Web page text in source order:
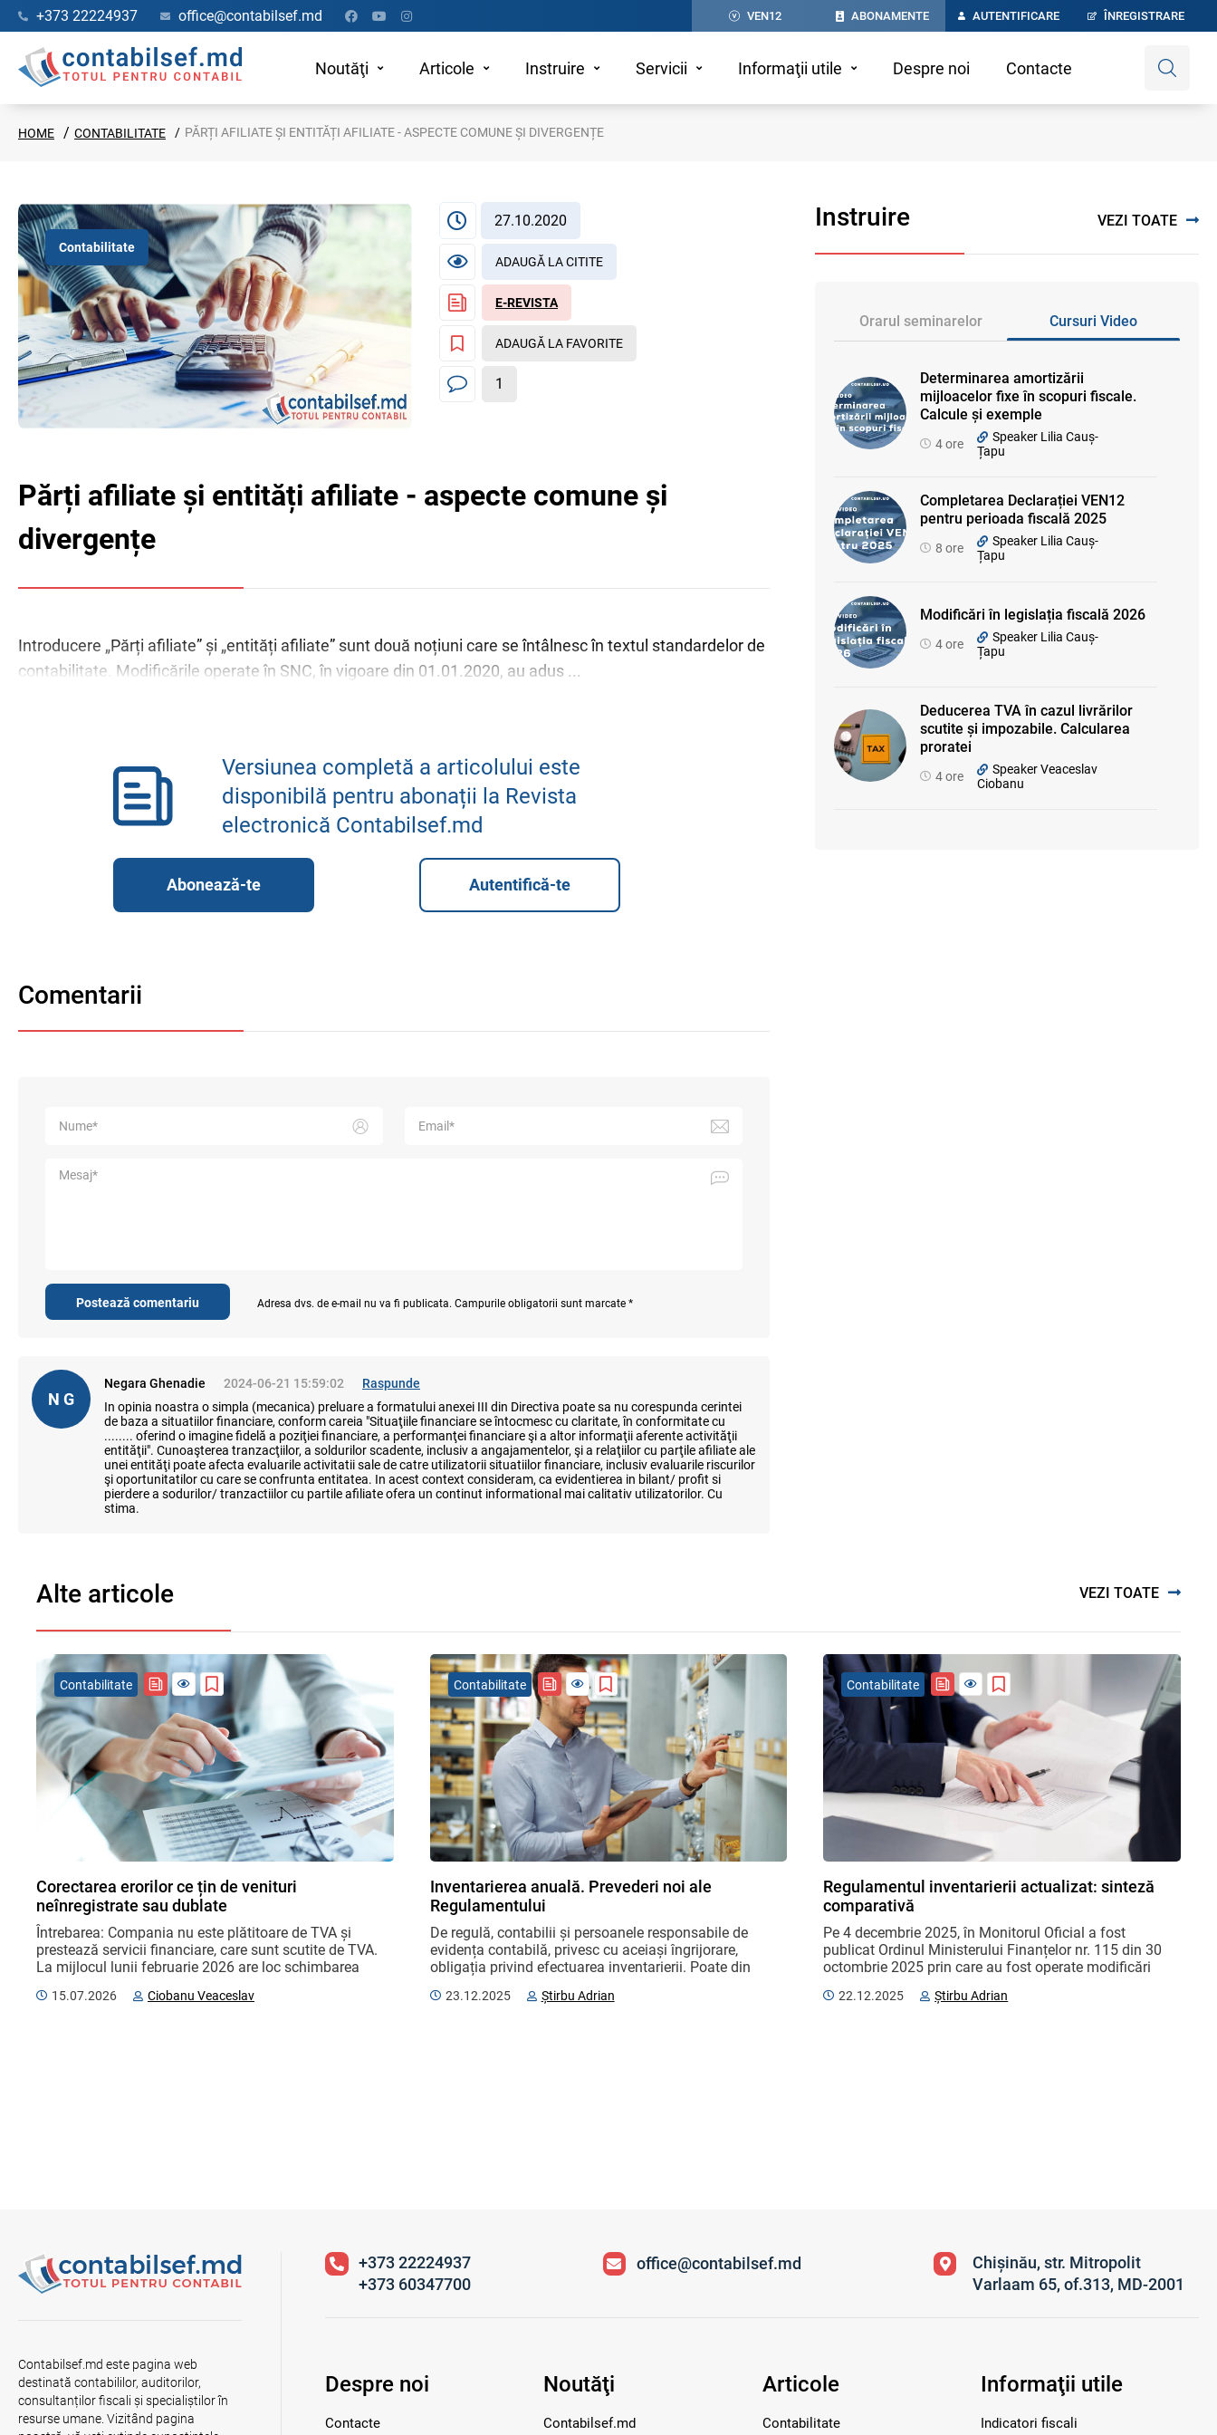
+373 22224937 office@contabilsef.md VEN12 ABONAMENTE AUTENTIFICARE ÎNREGISTRARE
Noutăţi Articole Instruire Servicii Informaţii utile Despre noi Contacte
HOME CONTABILITATE PĂRȚI AFILIATE ȘI ENTITĂȚI AFILIATE - ASPECTE COMUNE ȘI DIVERGENȚE
Contabilitate
27.10.2020
ADAUGĂ LA CITITE
E-REVISTA
ADAUGĂ LA FAVORITE
1
Părți afiliate și entități afiliate - aspecte comune și
divergențe
Introducere „Părți afiliate” și „entități afiliate” sunt două noțiuni care se întâlnesc în textul standardelor de
contabilitate. Modificările operate în SNC, în vigoare din 01.01.2020, au adus ...
Versiunea completă a articolului este
disponibilă pentru abonații la Revista
electronică Contabilsef.md
Abonează-te Autentifică-te
Comentarii
Postează comentariu Adresa dvs. de e-mail nu va fi publicata. Campurile obligatorii sunt marcate *
N G
Negara Ghenadie 2024-06-21 15:59:02
Raspunde
In opinia noastra o simpla (mecanica) preluare a formatului anexei III din Directiva poate sa nu corespunda cerintei
de baza a situatiilor financiare, conform careia "Situaţiile financiare se întocmesc cu claritate, în conformitate cu
........ oferind o imagine fidelă a poziţiei financiare, a performanţei financiare şi a altor informaţii aferente activităţii
entităţii". Cunoaşterea tranzacţiilor, a soldurilor scadente, inclusiv a angajamentelor, şi a relaţiilor cu parţile afiliate ale
unei entităţi poate afecta evaluarile activitatii sale de catre utilizatorii situatiilor financiare, inclusiv evaluarile riscurilor
şi oportunitatilor cu care se confrunta entitatea. In acest context consideram, ca evidentierea in bilant/ profit si
pierdere a sodurilor/ tranzactiilor cu partile afiliate ofera un continut informational mai calitativ utilizatorilor. Cu
stima.
Instruire VEZI TOATE
Orarul seminarelor Cursuri Video
Determinarea amortizării
mijloacelor fixe în scopuri fiscale.
Calcule și exemple
4 ore
Speaker Lilia Cauș-
Țapu
Completarea Declarației VEN12
pentru perioada fiscală 2025
8 ore
Speaker Lilia Cauș-
Țapu
Modificări în legislația fiscală 2026
4 ore
Speaker Lilia Cauș-
Țapu
Deducerea TVA în cazul livrărilor
scutite și impozabile. Calcularea
proratei
4 ore
Speaker Veaceslav
Ciobanu
Alte articole VEZI TOATE
Corectarea erorilor ce țin de venituri
neînregistrate sau dublate
Întrebarea: Compania nu este plătitoare de TVA și
prestează servicii financiare, care sunt scutite de TVA.
La mijlocul lunii februarie 2026 are loc schimbarea
15.07.2026 Ciobanu Veaceslav
Contabilitate
Inventarierea anuală. Prevederi noi ale
Regulamentului
De regulă, contabilii și persoanele responsabile de
evidența contabilă, privesc cu aceiași îngrijorare,
obligația privind efectuarea inventarierii. Poate din
23.12.2025 Știrbu Adrian
Contabilitate
Regulamentul inventarierii actualizat: sinteză
comparativă
Pe 4 decembrie 2025, în Monitorul Oficial a fost
publicat Ordinul Ministerului Finanțelor nr. 115 din 30
octombrie 2025 prin care au fost operate modificări
... 22.12.2025 Știrbu Adrian
Contabilitate
Contabilsef.md este pagina web
destinată contabililor, auditorilor,
consultanților fiscali și specialiștilor în
resurse umane. Vizitând pagina
+373 22224937
+373 60347700
office@contabilsef.md
Chișinău, str. Mitropolit
Varlaam 65, of.313, MD-2001
Despre noi
Contacte
Noutăţi
Contabilsef.md
Articole
Contabilitate
Informaţii utile
Indicatori fiscali